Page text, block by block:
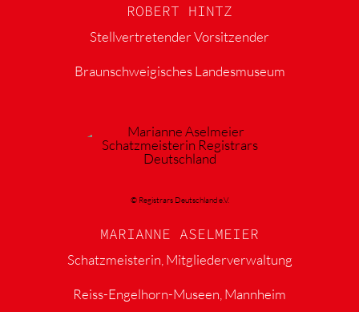
ROBERT HINTZ
Stellvertretender Vorsitzender
Braunschweigisches Landesmuseum
© Registrars Deutschland e.V.
MARIANNE ASELMEIER
Schatzmeisterin, Mitgliederverwaltung
Reiss-Engelhorn-Museen, Mannheim